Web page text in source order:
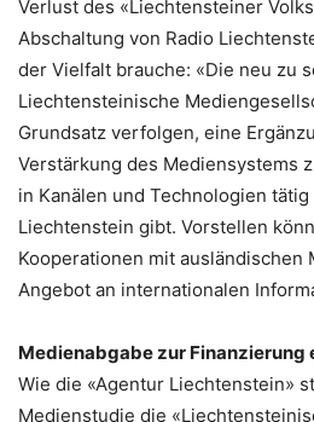
Verlust des «Liechtensteiner
Abschaltung von Radio
der Vielfalt brauche: «Die neu zu
Liechtensteinische
Grundsatz verfolgen, eine
Verstärkung des Mediensystems
in Kanälen und Technologien
Liechtenstein gibt. Vorstellen
Kooperationen mit ausländischen
Angebot an internationalen
Medienabgabe zur Finanzierung
Wie die «Agentur Liechtenstein»
Medienstudie die